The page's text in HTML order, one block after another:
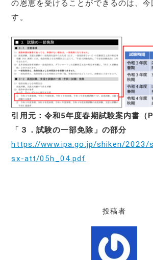
の恩恵を受けることができるのは、
す。
引用元：令和5年度春期試験案内書（
「３．試験の一部免除」の部分
https://www.ipa.go.jp/shiken/
sx-att/05h_04.pdf
投稿者